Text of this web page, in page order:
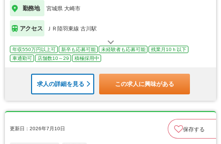
勤務地 宮城県 大崎市
アクセス ＪＲ陸羽東線 古川駅
年収550万円以上可 新卒も応募可能 未経験者も応募可能
残業月10ｈ以下
車通勤可
店舗数10～29 積極採用中
求人の詳細を見る この求人に興味がある
更新日：2026年7月10日 保存する